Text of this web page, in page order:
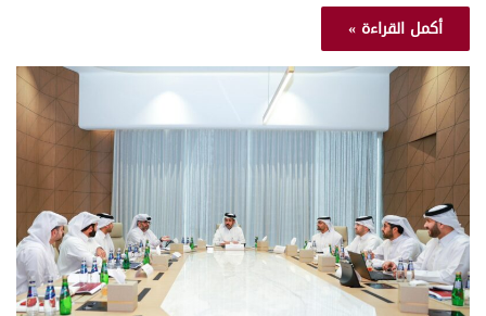
أكمل القراءة »